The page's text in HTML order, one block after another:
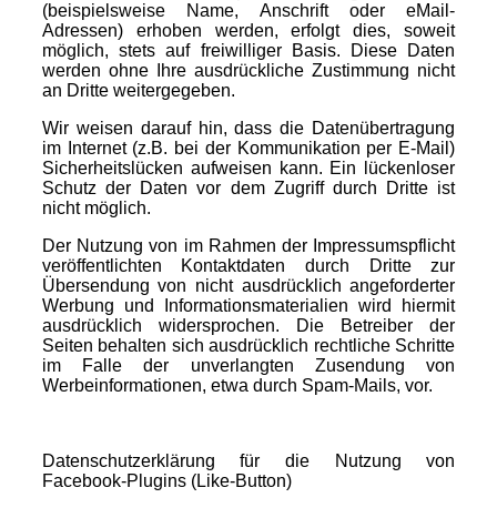
(beispielsweise Name, Anschrift oder eMail-
Adressen) erhoben werden, erfolgt dies, soweit
möglich, stets auf freiwilliger Basis. Diese Daten
werden ohne Ihre ausdrückliche Zustimmung nicht
an Dritte weitergegeben.
Wir weisen darauf hin, dass die Datenübertragung
im Internet (z.B. bei der Kommunikation per E-Mail)
Sicherheitslücken aufweisen kann. Ein lückenloser
Schutz der Daten vor dem Zugriff durch Dritte ist
nicht möglich.
Der Nutzung von im Rahmen der Impressumspflicht
veröffentlichten Kontaktdaten durch Dritte zur
Übersendung von nicht ausdrücklich angeforderter
Werbung und Informationsmaterialien wird hiermit
ausdrücklich widersprochen. Die Betreiber der
Seiten behalten sich ausdrücklich rechtliche Schritte
im Falle der unverlangten Zusendung von
Werbeinformationen, etwa durch Spam-Mails, vor.
Datenschutzerklärung für die Nutzung von
Facebook-Plugins (Like-Button)